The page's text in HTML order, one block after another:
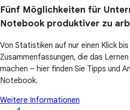
Fünf Möglichkeiten für
Notebook produktiver zu
Von Statistiken auf nur einen Klick
Zusammenfassungen, die das
machen – hier finden Sie Tipps und
Notebook.
Weitere Informationen